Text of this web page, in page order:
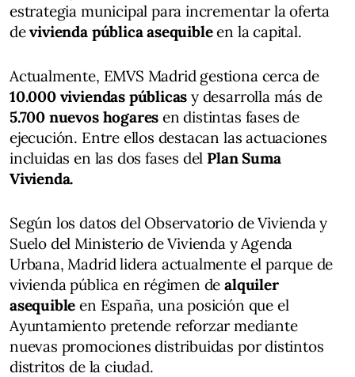
estrategia municipal para incrementar la oferta
devivienda pública asequibleen la capital.
Actualmente, EMVS Madrid gestiona cerca de
10.000 viviendas públicas y desarrolla más de
5.700 nuevos hogares en distintas fases de
ejecución. Entre ellos destacan las actuaciones
incluidas en las dos fases del Plan Suma
Vivienda.
Según los datos del Observatorio de Vivienda y
Suelo del Ministerio de Vivienda y Agenda
Urbana, Madrid lidera actualmente el parque de
vivienda pública en régimen dealquiler
asequible en España, una posición que el
Ayuntamiento pretende reforzar mediante
nuevas promociones distribuidas por distintos
distritos de la ciudad.